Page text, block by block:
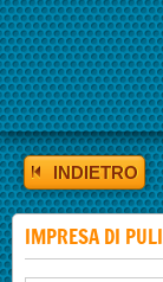
INDIETRO
IMPRESA DI